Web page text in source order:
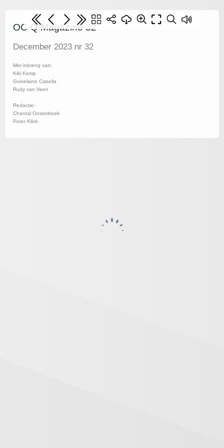
OC-Q Magazine 32
December 2023 nr 32
Met inbreng van:
Kiki Kemp
Guiselaine Capella
Rudy van Veen
Redactie:
Chantal Oosterbeek
Peter Klink